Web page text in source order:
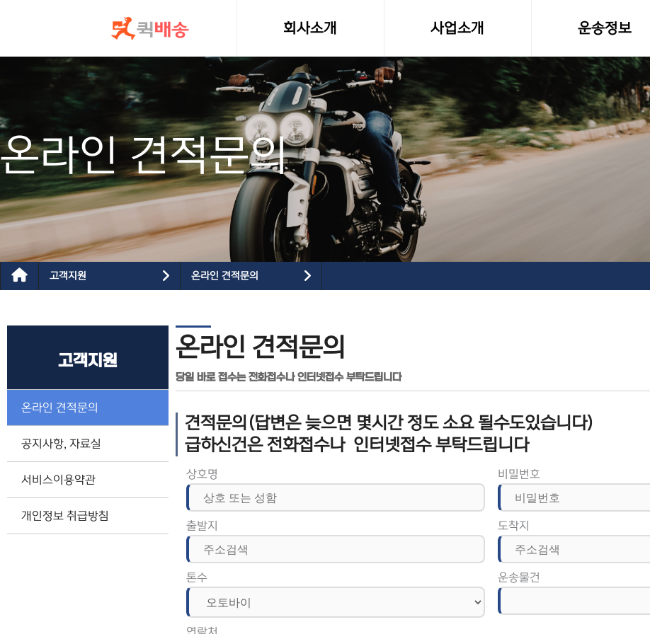
회사소개
인사말
사업소개
소형화물(다마스,라보)
전국화물운송
오토바이퀵사업부
전국당일연계배송
운송정보
화물차량제원
전국화물 운송료조회
화물운송 이용약관
온라인 견적문의
고객지원 온라인 견적문의
고객지원
온라인 견적문의
공지사항, 자료실
서비스이용약관
개인정보 취급방침
온라인 견적문의
당일 바로 접수는 전화접수나 인터넷접수 부탁드립니다
견적문의(답변은 늦으면 몇시간 정도 소요 될수도있습니다)
급하신건은 전화접수나 인터넷접수 부탁드립니다
상호명 비밀번호
출발지 도착지
톤수 운송물건